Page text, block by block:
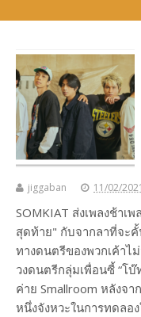
jiggaban 11/02/2021
SOMKIAT ส่งเพลงช้าเ
สุดท้าย" กับจากลาที่จะ
ทางดนตรีของพวกเค้าไ
วงดนตรีกลุ่มเพื่อนซี้ “โ
ค่าย Smallroom หลังจา
หนึ่งจังหวะในการทดลอ